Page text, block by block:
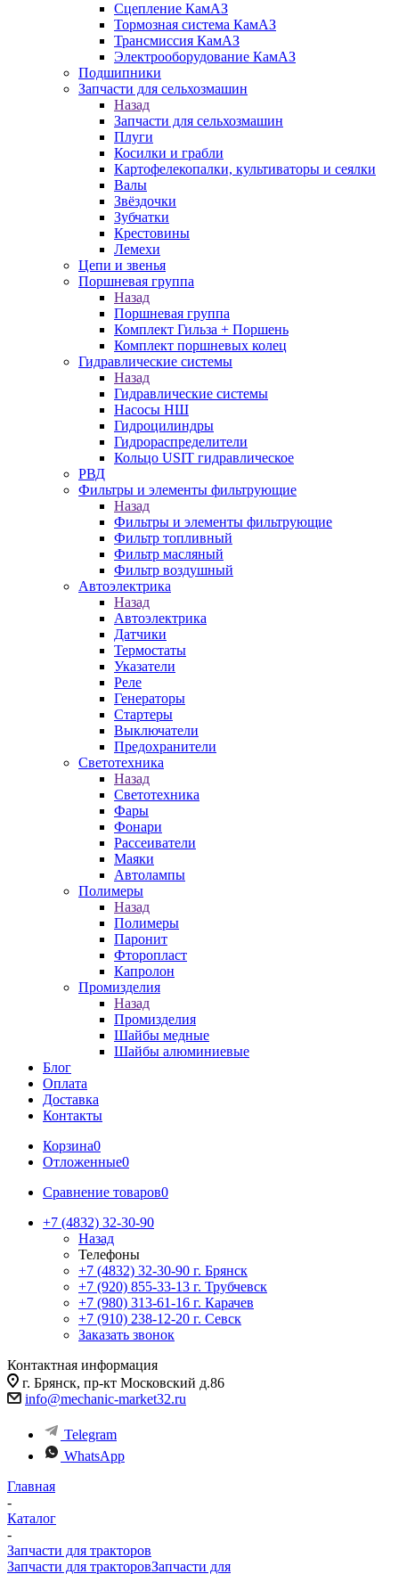
Сцепление КамАЗ
Тормозная система КамАЗ
Трансмиссия КамАЗ
Электрооборудование КамАЗ
Подшипники
Запчасти для сельхозмашин
Назад
Запчасти для сельхозмашин
Плуги
Косилки и грабли
Картофелекопалки, культиваторы и сеялки
Валы
Звёздочки
Зубчатки
Крестовины
Лемехи
Цепи и звенья
Поршневая группа
Назад
Поршневая группа
Комплект Гильза + Поршень
Комплект поршневых колец
Гидравлические системы
Назад
Гидравлические системы
Насосы НШ
Гидроцилиндры
Гидрораспределители
Кольцо USIT гидравлическое
РВД
Фильтры и элементы фильтрующие
Назад
Фильтры и элементы фильтрующие
Фильтр топливный
Фильтр масляный
Фильтр воздушный
Автоэлектрика
Назад
Автоэлектрика
Датчики
Термостаты
Указатели
Реле
Генераторы
Стартеры
Выключатели
Предохранители
Светотехника
Назад
Светотехника
Фары
Фонари
Рассеиватели
Маяки
Автолампы
Полимеры
Назад
Полимеры
Паронит
Фторопласт
Капролон
Промизделия
Назад
Промизделия
Шайбы медные
Шайбы алюминиевые
Блог
Оплата
Доставка
Контакты
Корзина0
Отложенные0
Сравнение товаров0
+7 (4832) 32-30-90
Назад
Телефоны
+7 (4832) 32-30-90 г. Брянск
+7 (920) 855-33-13 г. Трубчевск
+7 (980) 313-61-16 г. Карачев
+7 (910) 238-12-20 г. Севск
Заказать звонок
Контактная информация
г. Брянск, пр-кт Московский д.86
info@mechanic-market32.ru
Telegram
WhatsApp
Главная
-
Каталог
-
Запчасти для тракторов
Запчасти для тракторовЗапчасти для